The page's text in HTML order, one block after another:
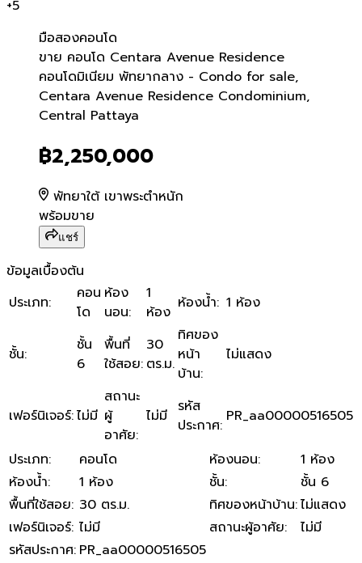
+5
มือสองคอนโด
ขาย คอนโด Centara
ขาย คอนโด Centara Avenue Residence
คอนโดมิเนียม พัทยากลาง - Condo for sale,
Centara Avenue Residence Condominium,
Central Pattaya
฿2,250,000
พัทยาใต้ เขาพระตำหนัก
พร้อมขาย
แชร์
ข้อมูลเบื้องต้น
ประเภท:
คอน
โด
ห้อง
นอน:
1
ห้อง ห้องน้ำ: 1 ห้อง
ชั้น:
ชั้น
6
พื้นที่
ใช้สอย:
30
ตร.ม.
ทิศของ
หน้า
บ้าน:
ไม่แสดง
เฟอร์นิเจอร์:ไม่มี
สถานะ
ผู้
อาศัย:
ไม่มี รหัส
ประกาศ: PR_aa00000516505
ประเภท: คอนโด ห้องนอน:
1 ห้อง
ห้องน้ำ: 1 ห้อง ชั้น:
ชั้น 6
พื้นที่ใช้สอย: 30 ตร.ม. ทิศของหน้าบ้าน:ไม่แสดง
เฟอร์นิเจอร์: ไม่มี สถานะผู้อาศัย:
ไม่มี
รหัสประกาศ: PR_aa00000516505